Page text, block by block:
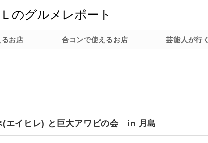
(エイヒレ) と巨大アワビの会 in 月島
お店 合コンで使えるお店 芸能人が行